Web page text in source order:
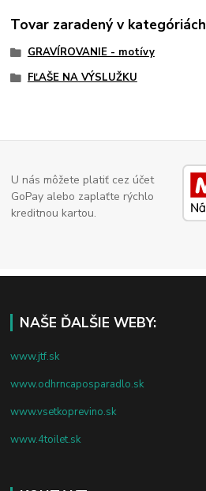
Tovar zaradený v kategóriách
GRAVÍROVANIE - motívy
FĽAŠE NA VÝSLUŽKU
U nás môžete platiť cez účet
GoPay alebo zaplaťte rýchlo
kreditnou kartou.
NAŠE ĎALŠIE WEBY:
www.jtf.sk
www.odhrncaposparadlo.sk
www.vsetkoprevino.sk
www.4toilet.sk